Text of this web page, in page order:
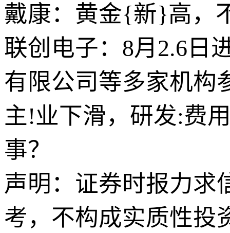
戴康：黄金{新}高，
联创电子：8月2.6日
有限公司等多家机构
主!业下滑，研发:费
事？
声明：证券时报力求
考，不构成实质性投